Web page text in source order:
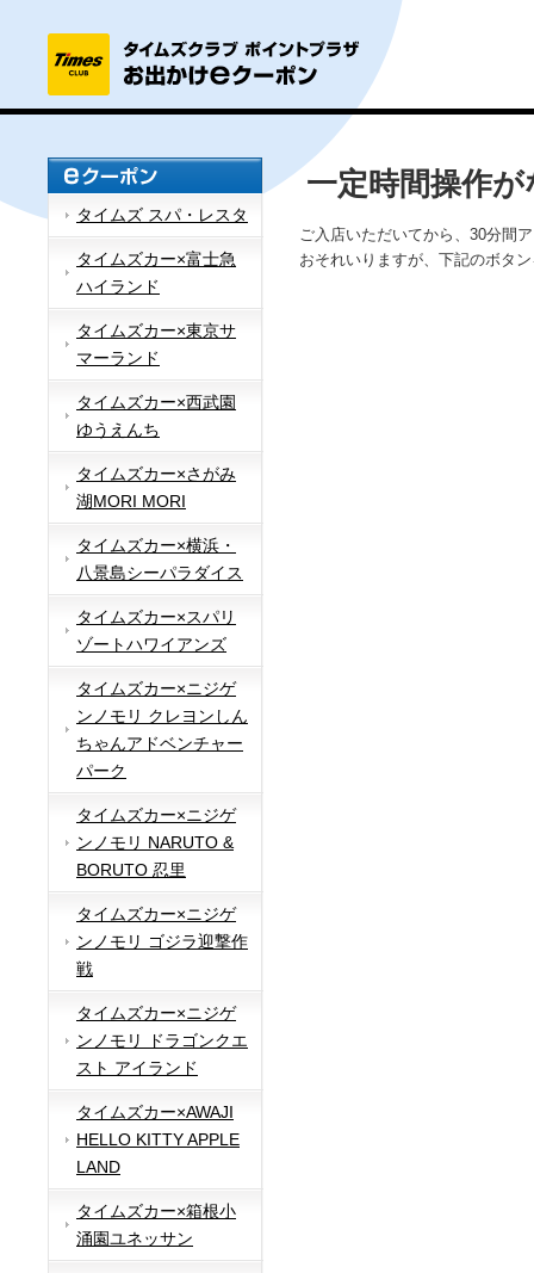
タイムズ スパ・レスタ
タイムズカー×富士急
ハイランド
タイムズカー×東京サ
マーランド
タイムズカー×西武園
ゆうえんち
タイムズカー×さがみ
湖MORI MORI
タイムズカー×横浜・
八景島シーパラダイス
タイムズカー×スパリ
ゾートハワイアンズ
タイムズカー×ニジゲ
ンノモリ クレヨンしん
ちゃんアドベンチャー
パーク
タイムズカー×ニジゲ
ンノモリ NARUTO &
BORUTO 忍里
タイムズカー×ニジゲ
ンノモリ ゴジラ迎撃作
戦
タイムズカー×ニジゲ
ンノモリ ドラゴンクエ
スト アイランド
タイムズカー×AWAJI
HELLO KITTY APPLE
LAND
タイムズカー×箱根小
涌園ユネッサン
一定時間操作
ご入店いただいてから、30分間
おそれいりますが、下記のボタ